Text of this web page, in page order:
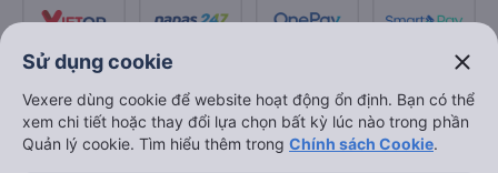
Sử dụng cookie close
Vexere dùng cookie để website hoạt động ổn định. Bạn có thể
xem chi tiết hoặc thay đổi lựa chọn bất kỳ lúc nào trong phần
Quản lý cookie. Tìm hiểu thêm trong Chính sách Cookie.